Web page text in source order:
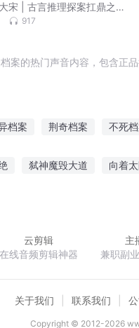
宋 | 古言推理探案扛鼎之
917
案的热门声音内容，包含正
档案 荆奇档案 不死
弑神魔毁大道 向着
云剪辑
在线音频剪辑神器
主
兼职副
关于我们 联系我们
Copyright © 2012-2026